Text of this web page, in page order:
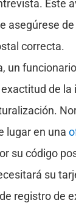
Este
asegúrese
correcta.
un
de la
lugar en una
su código
su
registro de